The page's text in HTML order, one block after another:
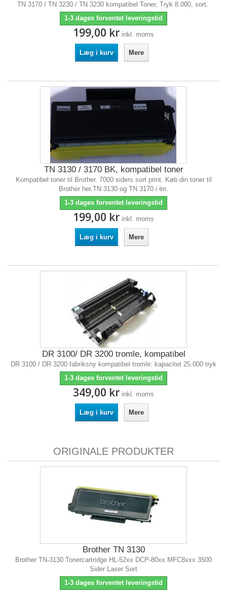
TN 3170 / TN 3230 / TN 3230 kompatibel Toner, Tryk 8.000, sort.
1-3 dages forventet leveringstid
199,00 kr inkl. moms
Læg i kurv Mere
TN 3130 / 3170 BK, kompatibel toner
Kompatibel toner til Brother. 7000 siders sort print. Køb din toner til
Brother her.TN 3130 og TN 3170 i én.
1-3 dages forventet leveringstid
199,00 kr inkl. moms
Læg i kurv Mere
DR 3100/ DR 3200 tromle, kompatibel
DR 3100 / DR 3200 fabriksny kompatibel tromle: kapacitet 25.000 tryk
1-3 dages forventet leveringstid
349,00 kr inkl. moms
Læg i kurv Mere
ORIGINALE PRODUKTER
Brother TN 3130
Brother TN-3130 Tonercartridge HL-52xx DCP-80xx MFC8xxx 3500
Sider Laser Sort
1-3 dages forventet leveringstid